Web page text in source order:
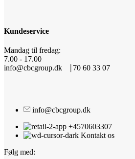
Kundeservice
Mandag til fredag:
7.00 - 17.00
info@cbcgroup.dk ⎹ 70 60 33 07
info@cbcgroup.dk
+4570603307
Kontakt os
Følg med: